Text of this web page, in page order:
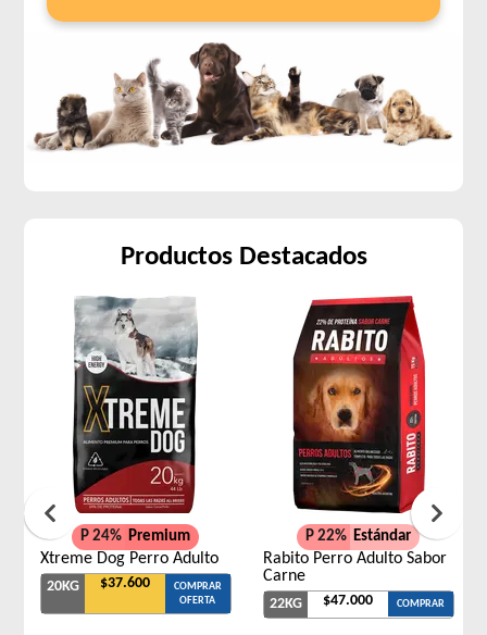
Productos Destacados
P 24% Premium
Xtreme Dog Perro Adulto
20KG $37.600
COMPRAR
OFERTA
P 22% Estándar
Rabito Perro Adulto Sabor
Carne
22KG $47.000 COMPRAR